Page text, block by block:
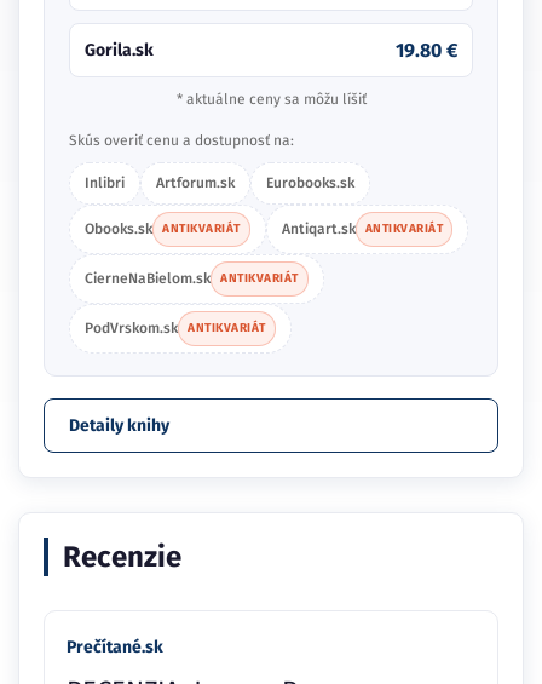
Gorila.sk 19.80 €
* aktuálne ceny sa môžu líšiť
Skús overiť cenu a dostupnosť na:
Inlibri Artforum.sk Eurobooks.sk
Obooks.sk ANTIKVARIÁT Antiqart.sk ANTIKVARIÁT
CierneNaBielom.sk ANTIKVARIÁT
PodVrskom.sk ANTIKVARIÁT
Detaily knihy
Recenzie
Prečítané.sk